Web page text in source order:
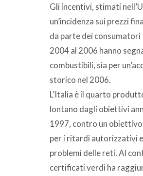
Gli incentivi, stimati
un’incidenza sui prezzi
da parte dei consumatori
2004 al 2006 hanno
combustibili, sia per
storico nel 2006.
L’Italia è il quarto
lontano dagli obiettivi
1997, contro un
per i ritardi autorizzativi
problemi delle reti. Al
certificati verdi ha